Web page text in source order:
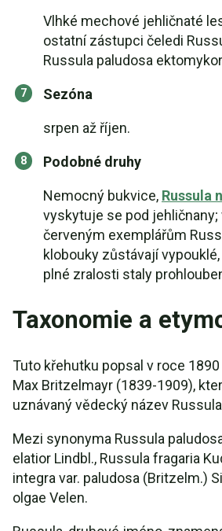
Vlhké mechové jehličnaté
ostatní zástupci čeledi
Russula paludosa
Sezóna
srpen až říjen.
Podobné druhy
Nemocný bukvice, Russula
vyskytuje se pod jehličnany;
červeným exemplářům
klobouky zůstávají
plné zralosti staly
Taxonomie a
Tuto křehutku popsal v roce
Max Britzelmayr (1839-1909),
uznávaný vědecký název
Mezi synonyma Russula
elatior Lindbl., Russula fragaria
integra var. paludosa (Britzelm.)
olgae Velen.